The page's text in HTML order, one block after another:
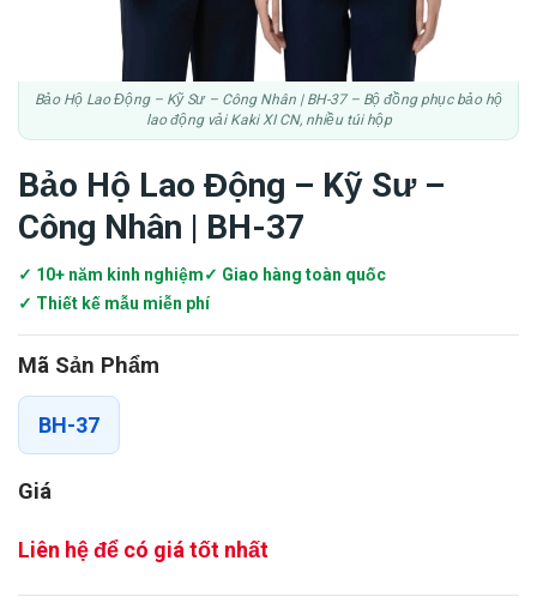
Bảo Hộ Lao Động – Kỹ Sư – Công Nhân | BH-37 – Bộ đồng phục bảo hộ
lao động vải Kaki XI CN, nhiều túi hộp
Bảo Hộ Lao Động – Kỹ Sư –
Công Nhân | BH-37
✓ 10+ năm kinh nghiệm✓ Giao hàng toàn quốc
✓ Thiết kế mẫu miễn phí
Mã Sản Phẩm
BH-37
Giá
Liên hệ để có giá tốt nhất